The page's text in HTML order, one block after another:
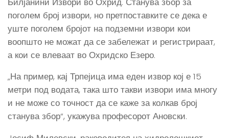
поголем број извори, но претпоставките се дека е
уште поголем бројот на подземни извори кои
воопшто не можат да се забележат и регистрираат,
а кои се влеваат во Охридско Езеро.
„На пример, кај Трпејица има еден извор кој е 15
метри под водата, така што такви извори има многу
и не може со точност да се каже за колкав број
станува збор“, укажува професорот Ановски.